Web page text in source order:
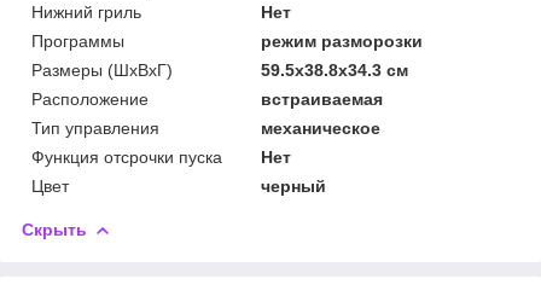
Нижний гриль
Нет
Программы
режим разморозки
Размеры (ШxВxГ)
59.5x38.8x34.3 cм
Расположение
встраиваемая
Тип управления
механическое
Функция отсрочки пуска
Нет
Цвет
черный
Скрыть